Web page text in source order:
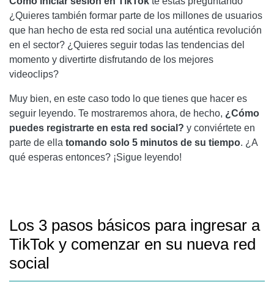
TWITTER
CÓMO INICIAR SESIÓN CON TIKTOK CON GOOGLE
CÓMO INICIAR SESIÓN EN TIKTOK SIN UNA CUENTA
PROBLEMAS PARA INICIAR SESIÓN EN TIKTOK
¿Quieres también formar parte de los millones de usuarios
que han hecho de esta red social una auténtica revolución
en el sector? ¿Quieres seguir todas las tendencias del
momento y divertirte disfrutando de los mejores
videoclips?
Muy bien, en este caso todo lo que tienes que hacer es
seguir leyendo. Te mostraremos ahora, de hecho, ¿Cómo
puedes registrarte en esta red social? y conviértete en
parte de ella tomando solo 5 minutos de su tiempo. ¿A
qué esperas entonces? ¡Sigue leyendo!
Los 3 pasos básicos para ingresar a
TikTok y comenzar en su nueva red
social